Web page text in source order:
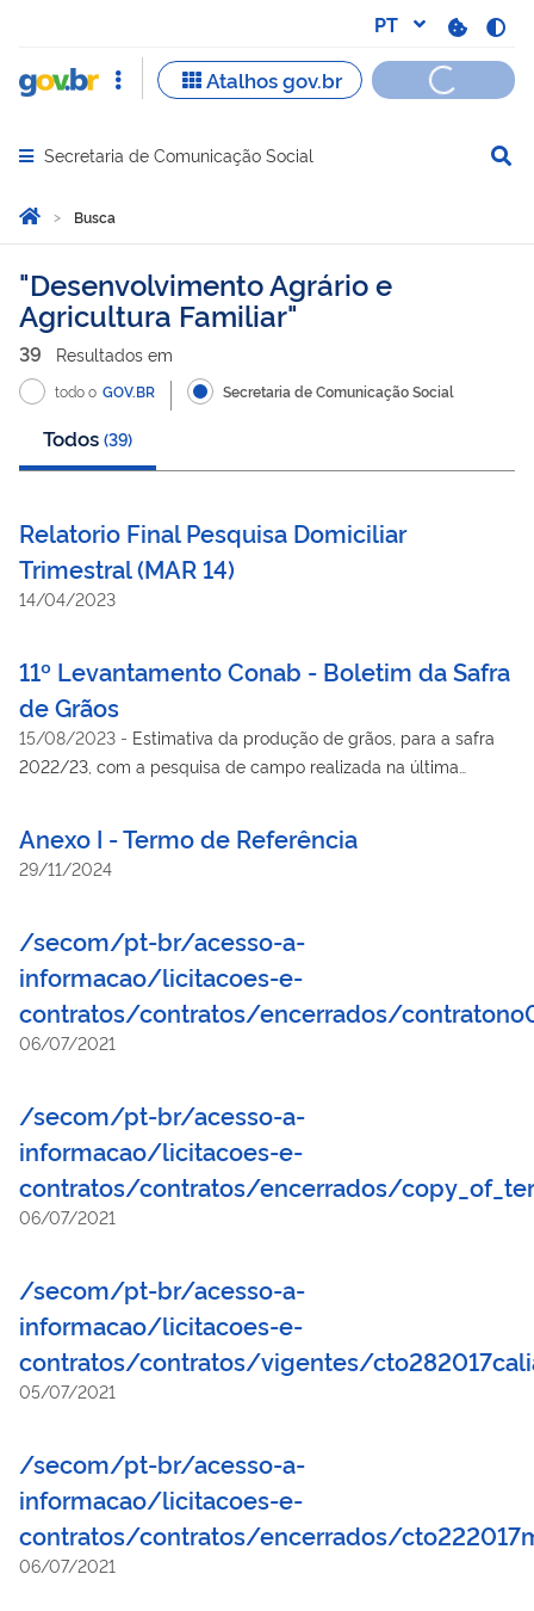
Abrir menu principal de navegação
Secretaria de Comunicação Social
Você está aqui:
Página Inicial
Busca
Busca
Desenvolvimento Agrário e
Agricultura Familiar
39 Resultados em
todo o GOV.BR Secretaria de Comunicação Social
Todos (39)
Relatorio Final Pesquisa Domiciliar
Trimestral (MAR 14)
14/04/2023
11º Levantamento Conab - Boletim da Safra
de Grãos
15/08/2023 - Estimativa da produção de grãos, para a safra
2022/23, com a pesquisa de campo realizada na última
Anexo I - Termo de Referência
29/11/2024
/secom/pt-br/acesso-a-
informacao/licitacoes-e-
contratos/contratos/encerrados/
06/07/2021
/secom/pt-br/acesso-a-
informacao/licitacoes-e-
contratos/contratos/encerrados/
06/07/2021
/secom/pt-br/acesso-a-
informacao/licitacoes-e-
contratos/contratos/vigentes/
05/07/2021
/secom/pt-br/acesso-a-
informacao/licitacoes-e-
contratos/contratos/encerrados/
06/07/2021